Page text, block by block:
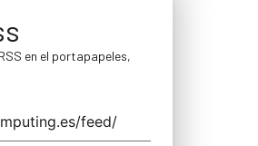
en el portapapeles,